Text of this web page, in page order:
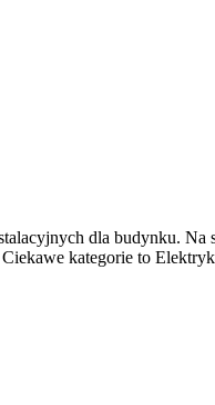
dla budynku. Na
kategorie to